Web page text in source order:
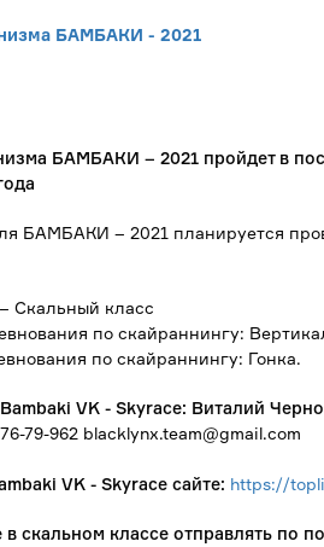
БАМБАКИ - 2021
БАМБАКИ – 2021 пройдет в
БАМБАКИ – 2021 планируется
Скальный класс
по скайраннингу:
по скайраннингу: Гонка.
Bambaki VK - Skyrace: Виталий
79-962 blacklynx.team@gmail.com
VK - Skyrace сайте: https://
в скальном классе отправлять по